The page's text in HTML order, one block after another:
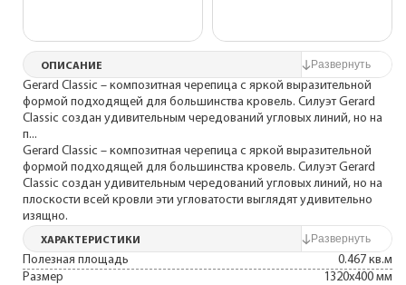
ОПИСАНИЕ
Gerard Classic – композитная черепица с яркой выразительной
формой подходящей для большинства кровель. Силуэт Gerard
Classic создан удивительным чередований угловых линий, но на
п...
Gerard Classic – композитная черепица с яркой выразительной
формой подходящей для большинства кровель. Силуэт Gerard
Classic создан удивительным чередований угловых линий, но на
плоскости всей кровли эти угловатости выглядят удивительно
изящно.
ХАРАКТЕРИСТИКИ
Полезная площадь
0.467 кв.м
Размер
1320х400 мм